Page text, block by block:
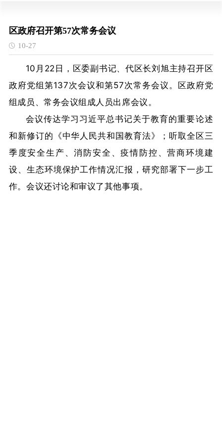
区政府召开第57次常务会议
10-27
10月22日，区委副书记、代区长刘旭主持召开区
政府党组第137次会议和第57次常务会议。区政府党
组成员、常务会议组成人员出席会议。
会议传达学习习近平总书记关于教育的重要论述
和新修订的《中华人民共和国教育法》；听取全区三
季度安全生产、消防安全、疫情防控、营商环境建
设、生态环境保护工作情况汇报，研究部署下一步工
作。会议还讨论和审议了其他事项。